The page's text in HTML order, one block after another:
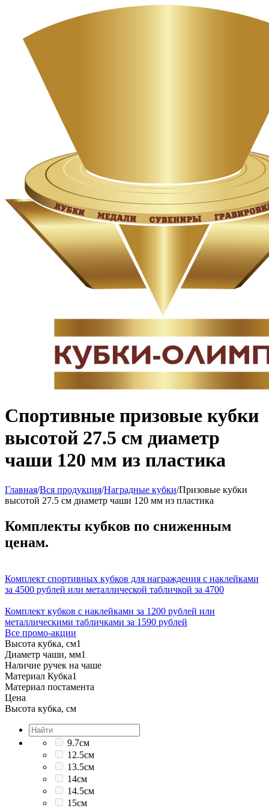
Спортивные призовые кубки
высотой 27.5 см диаметр
чаши 120 мм из пластика
Главная/Вся продукция/Наградные кубки/Призовые кубки
высотой 27.5 см диаметр чаши 120 мм из пластика
Комплекты кубков по сниженным
ценам.
Комплект спортивных кубков для награждения с наклейками
за 4500 рублей или металлической табличкой за 4700
Комплект кубков с наклейками за 1200 рублей или
металлическими табличками за 1590 рублей
Все промо-акции
Высота кубка, см1
Диаметр чаши, мм1
Наличие ручек на чаше
Материал Кубка1
Материал постамента
Цена
Высота кубка, см
9.7см
12.5см
13.5см
14см
14.5см
15см